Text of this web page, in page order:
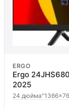
ERGO
Ergo
2025
24 дюйма"